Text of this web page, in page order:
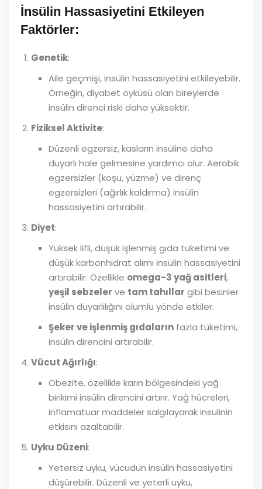
İnsülin Hassasiyetini Etkileyen
Faktörler:
Genetik:
Aile geçmişi, insülin hassasiyetini etkileyebilir.
Örneğin, diyabet öyküsü olan bireylerde
insülin direnci riski daha yüksektir.
Fiziksel Aktivite:
Düzenli egzersiz, kasların insüline daha
duyarlı hale gelmesine yardımcı olur. Aerobik
egzersizler (koşu, yüzme) ve direnç
egzersizleri (ağırlık kaldırma) insülin
hassasiyetini artırabilir.
Diyet:
Yüksek lifli, düşük işlenmiş gıda tüketimi ve
düşük karbonhidrat alımı insülin hassasiyetini
artırabilir. Özellikle omega-3 yağ asitleri,
yeşil sebzeler ve tam tahıllar gibi besinler
insülin duyarlılığını olumlu yönde etkiler.
Şeker ve işlenmiş gıdaların fazla tüketimi,
insülin direncini artırabilir.
Vücut Ağırlığı:
Obezite, özellikle karın bölgesindeki yağ
birikimi insülin direncini artırır. Yağ hücreleri,
inflamatuar maddeler salgılayarak insülinin
etkisini azaltabilir.
Uyku Düzeni:
Yetersiz uyku, vücudun insülin hassasiyetini
düşürebilir. Düzenli ve yeterli uyku,